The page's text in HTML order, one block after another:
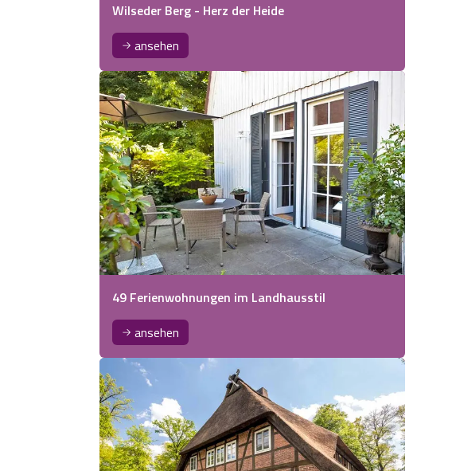
Wilseder Berg - Herz der Heide
ansehen
49 Ferienwohnungen im Landhausstil
ansehen